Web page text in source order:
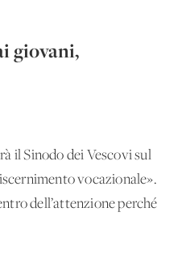
giovani,
il Sinodo dei Vescovi sul
vocazionale».
dell’attenzione perché